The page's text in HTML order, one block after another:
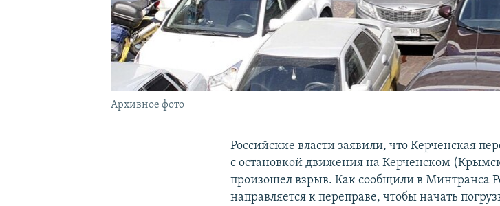
Архивное фото
Российские власти заявили, что Керченская
с остановкой движения на Керченском
произошел взрыв. Как сообщили в Минтранса
направляется к переправе, чтобы начать